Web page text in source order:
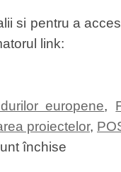
si pentru a
link:
europene,
proiectelor,
închise